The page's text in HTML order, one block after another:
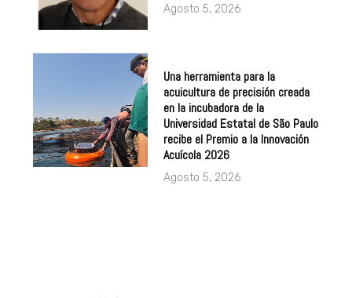
acuicultura de precisión creada
en la incubadora de la
Universidad Estatal de São Paulo
recibe el Premio a la Innovación
Acuícola 2026
Agosto 5, 2026